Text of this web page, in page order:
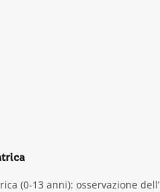
(0-13 anni): osservazione